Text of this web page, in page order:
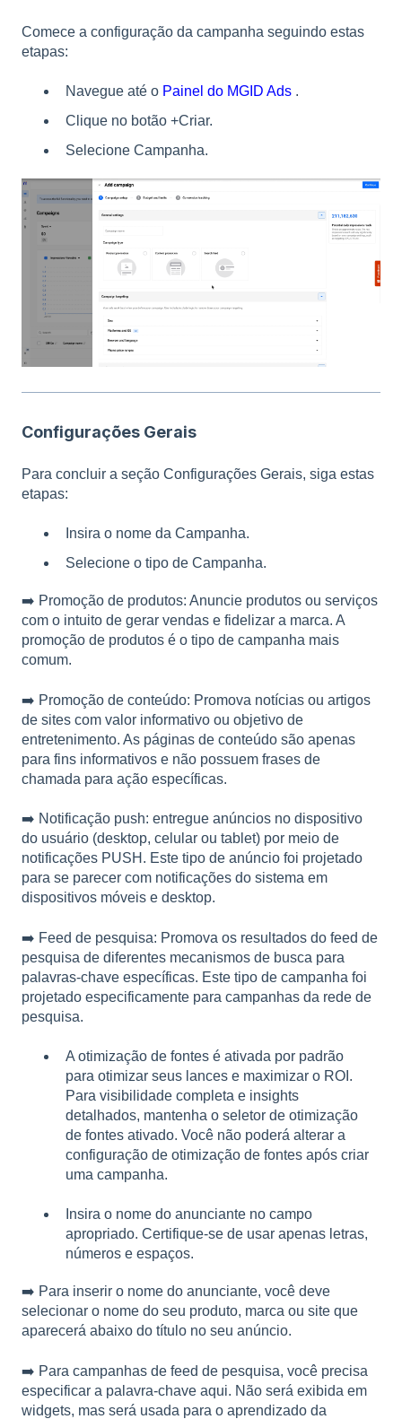
Comece a configuração da campanha seguindo estas
etapas:
Navegue até o Painel do MGID Ads .
Clique no botão +Criar.
Selecione Campanha.
Configurações Gerais
Para concluir a seção Configurações Gerais, siga estas
etapas:
Insira o nome da Campanha.
Selecione o tipo de Campanha.
➡️ Promoção de produtos: Anuncie produtos ou serviços
com o intuito de gerar vendas e fidelizar a marca. A
promoção de produtos é o tipo de campanha mais
comum.
➡️ Promoção de conteúdo: Promova notícias ou artigos
de sites com valor informativo ou objetivo de
entretenimento. As páginas de conteúdo são apenas
para fins informativos e não possuem frases de
chamada para ação específicas.
➡️ Notificação push: entregue anúncios no dispositivo
do usuário (desktop, celular ou tablet) por meio de
notificações PUSH. Este tipo de anúncio foi projetado
para se parecer com notificações do sistema em
dispositivos móveis e desktop.
➡️ Feed de pesquisa: Promova os resultados do feed de
pesquisa de diferentes mecanismos de busca para
palavras-chave específicas. Este tipo de campanha foi
projetado especificamente para campanhas da rede de
pesquisa.
A otimização de fontes é ativada por padrão
para otimizar seus lances e maximizar o ROI.
Para visibilidade completa e insights
detalhados, mantenha o seletor de otimização
de fontes ativado. Você não poderá alterar a
configuração de otimização de fontes após criar
uma campanha.
Insira o nome do anunciante no campo
apropriado. Certifique-se de usar apenas letras,
números e espaços.
➡️ Para inserir o nome do anunciante, você deve
selecionar o nome do seu produto, marca ou site que
aparecerá abaixo do título no seu anúncio.
➡️ Para campanhas de feed de pesquisa, você precisa
especificar a palavra-chave aqui. Não será exibida em
widgets, mas será usada para o aprendizado da